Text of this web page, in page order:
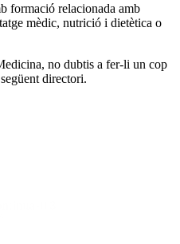
formació relacionada amb
mèdic, nutrició i dietètica o
no dubtis a fer-li un cop
directori.